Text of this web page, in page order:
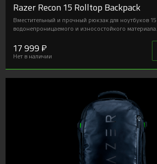
Razer Recon 15 Rolltop Backpack
Вместительный и прочный рюкзак для ноутбуков
водонепроницаемого и износостойкого материала.
17 999 ₽
Нет в наличии